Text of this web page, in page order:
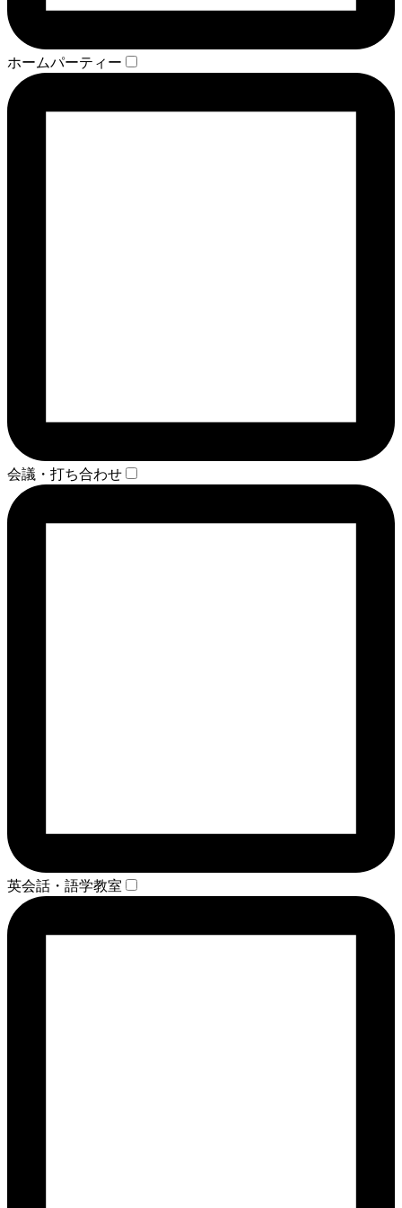
ホームパーティー
会議・打ち合わせ
英会話・語学教室